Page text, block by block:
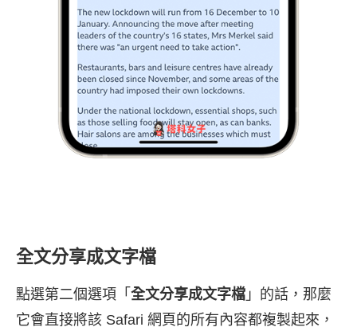
全文分享成文字檔
點選第二個選項「 全文分享成文字檔 」的話，那麼
它會直接將該 Safari 網頁的所有內容都複製起來，